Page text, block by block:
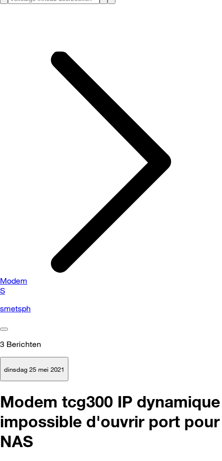
Modem
S
smetsph
3 Berichten
dinsdag 25 mei 2021
Modem tcg300 IP dynamique
impossible d'ouvrir port pour
NAS